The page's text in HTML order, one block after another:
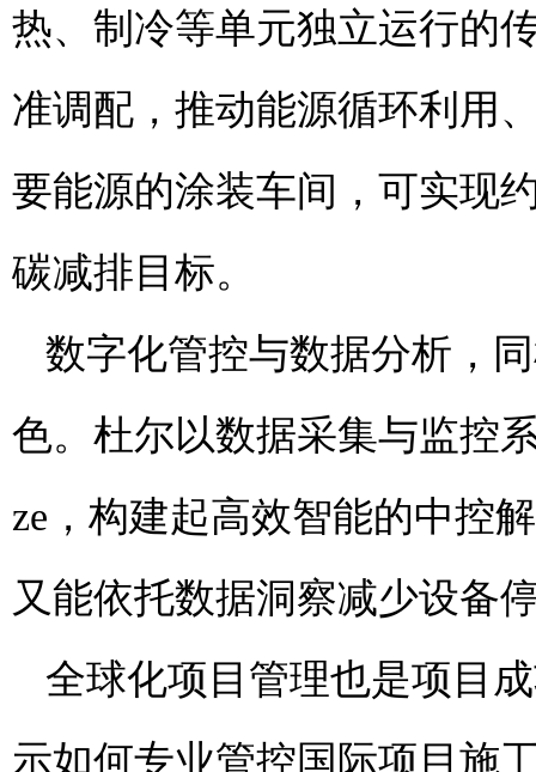
热、制冷等单元独立运行的
准调配，推动能源循环利用
要能源的涂装车间，可实现
碳减排目标。
数字化管控与数据分析，
色。杜尔以数据采集与监控
ze，构建起高效智能的中控
又能依托数据洞察减少设备
全球化项目管理也是项目
示如何专业管控国际项目施